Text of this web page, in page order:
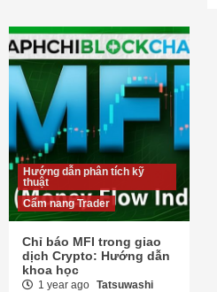
Hướng dẫn phân tích kỹ
thuật
Cẩm nang Trader
Chỉ báo MFI trong giao
dịch Crypto: Hướng dẫn
khoa học
1 year ago Tatsuwashi